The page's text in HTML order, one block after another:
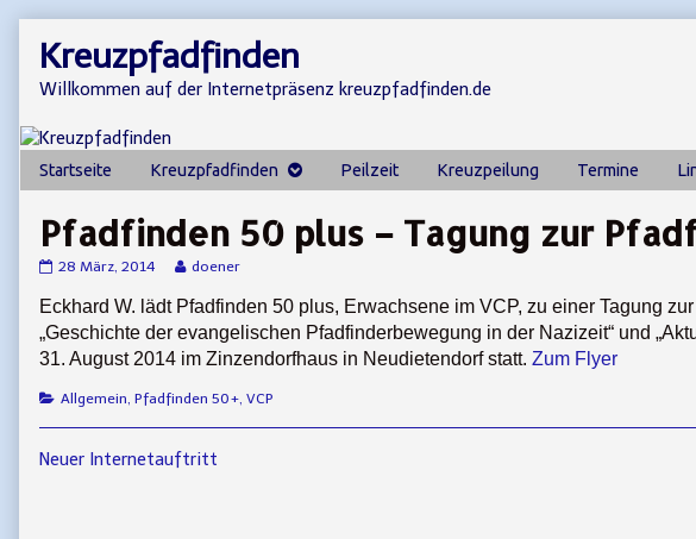
content
Kreuzpfadfinden
Willkommen auf der Internetpräsenz kreuzpfadfinden.de
Startseite Kreuzpfadfinden Peilzeit Kreuzpeilung Termine
Pfadfinden 50 plus – Tagung zur
Pfadfinden
plus
–
Tagung
zur
published
28 März, 2014
Read
posts
the
author
Pfadfinden
–
doener
Eckhard W. lädt Pfadfinden 50 plus, Erwachsene im VCP, zu einer Tagung
„Geschichte der evangelischen Pfadfinderbewegung in der Nazizeit“ und
31. August 2014 im Zinzendorfhaus in Neudietendorf statt. Zum Flyer
Categories
Allgemein, Pfadfinden 50+, VCP
Beitragsnavigation
Previous
Neuer Internetauftritt